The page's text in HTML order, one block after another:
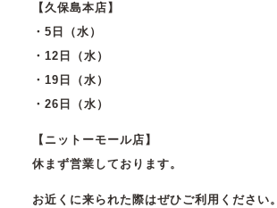
【久保島本店】
・5日（水）
・12日（水）
・19日（水）
・26日（水）
【ニットーモール店】
休まず営業しております。
お近くに来られた際はぜひご利用ください。